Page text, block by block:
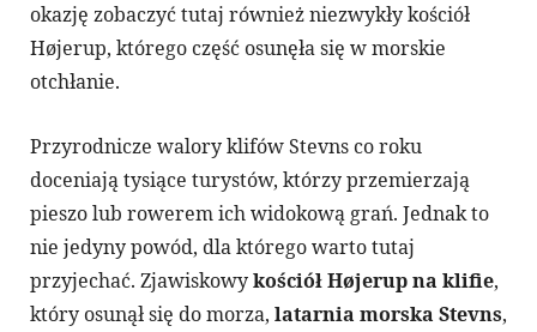
okazję zobaczyć tutaj również niezwykły kościół
Højerup, którego część osunęła się w morskie
otchłanie.
Przyrodnicze walory klifów Stevns co roku
doceniają tysiące turystów, którzy przemierzają
pieszo lub rowerem ich widokową grań. Jednak to
nie jedyny powód, dla którego warto tutaj
przyjechać. Zjawiskowykościół Højerup na klifie,
który osunął się do morza, latarnia morska Stevns,